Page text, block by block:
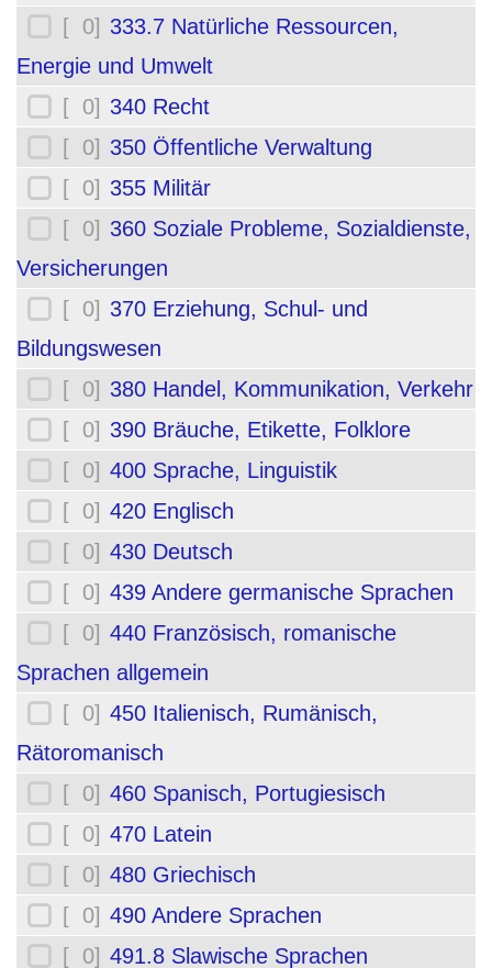
[ 0] 333.7 Natürliche Ressourcen,
Energie und Umwelt
[ 0] 340 Recht
[ 0] 350 Öffentliche Verwaltung
[ 0] 355 Militär
[ 0] 360 Soziale Probleme, Sozialdienste,
Versicherungen
[ 0] 370 Erziehung, Schul- und
Bildungswesen
[ 0] 380 Handel, Kommunikation, Verkehr
[ 0] 390 Bräuche, Etikette, Folklore
[ 0] 400 Sprache, Linguistik
[ 0] 420 Englisch
[ 0] 430 Deutsch
[ 0] 439 Andere germanische Sprachen
[ 0] 440 Französisch, romanische
Sprachen allgemein
[ 0] 450 Italienisch, Rumänisch,
Rätoromanisch
[ 0] 460 Spanisch, Portugiesisch
[ 0] 470 Latein
[ 0] 480 Griechisch
[ 0] 490 Andere Sprachen
[ 0] 491.8 Slawische Sprachen